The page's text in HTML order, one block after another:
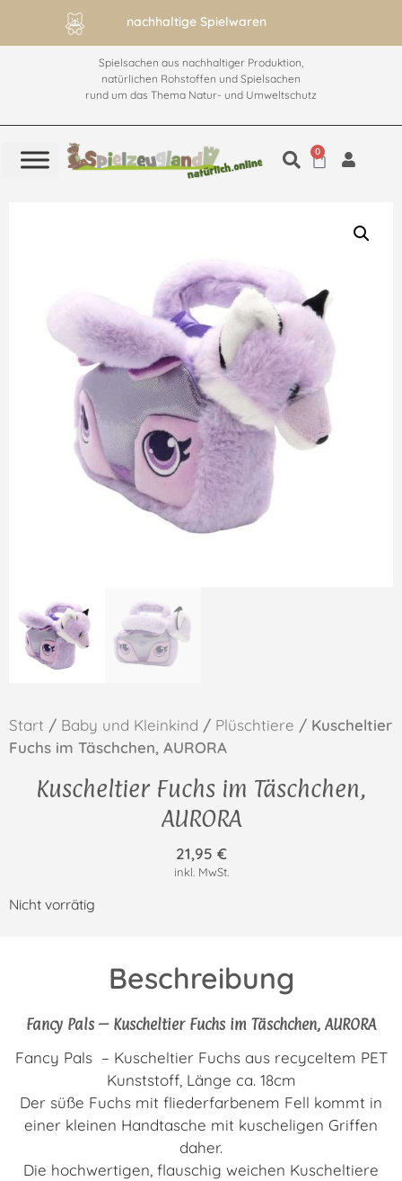
nachhaltige Spielwaren
Spielsachen aus nachhaltiger Produktion,
natürlichen Rohstoffen und Spielsachen
rund um das Thema Natur- und Umweltschutz
0
Start / Baby und Kleinkind / Plüschtiere / Kuscheltier
Fuchs im Täschchen, AURORA
Kuscheltier Fuchs im Täschchen,
AURORA
21,95 €
inkl. MwSt.
Nicht vorrätig
Beschreibung
Fancy Pals – Kuscheltier Fuchs im Täschchen, AURORA
Fancy Pals – Kuscheltier Fuchs aus recyceltem PET
Kunststoff, Länge ca. 18cm
Der süße Fuchs mit fliederfarbenem Fell kommt in
einer kleinen Handtasche mit kuscheligen Griffen
daher.
Die hochwertigen, flauschig weichen Kuscheltiere